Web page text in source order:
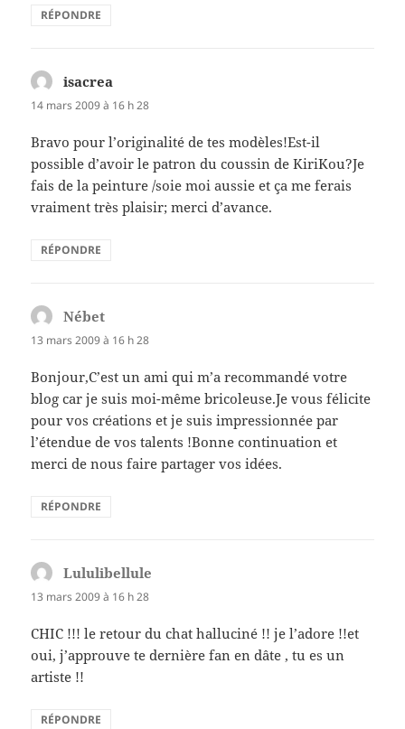
RÉPONDRE
isacrea
14 mars 2009 à 16 h 28
Bravo pour l’originalité de tes modèles!Est-il
possible d’avoir le patron du coussin de KiriKou?Je
fais de la peinture /soie moi aussie et ça me ferais
vraiment très plaisir; merci d’avance.
RÉPONDRE
Nébet
13 mars 2009 à 16 h 28
Bonjour,C’est un ami qui m’a recommandé votre
blog car je suis moi-même bricoleuse.Je vous félicite
pour vos créations et je suis impressionnée par
l’étendue de vos talents !Bonne continuation et
merci de nous faire partager vos idées.
RÉPONDRE
Lululibellule
13 mars 2009 à 16 h 28
CHIC !!! le retour du chat halluciné !! je l’adore !!et
oui, j’approuve te dernière fan en dâte , tu es un
artiste !!
RÉPONDRE